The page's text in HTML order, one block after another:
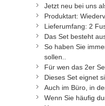
Jetzt neu bei uns
Produktart:
Lieferumfang: 2
Das Set besteht
So haben Sie
sollen..
Für wen das 2er
Dieses Set eignet
Auch im Büro, in
Wenn Sie häufig